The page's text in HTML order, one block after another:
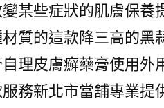
某些症狀的肌膚保養
質的這款降三高的黑
理皮膚癬藥膏使用外
務新北市當舖專業提